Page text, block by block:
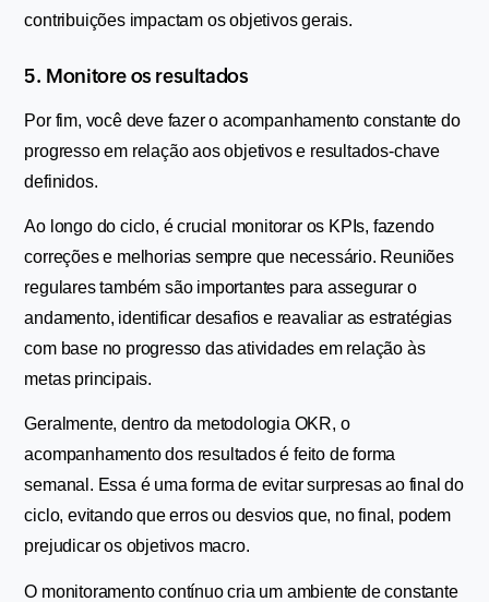
contribuições impactam os objetivos gerais.
5. Monitore os resultados
Por fim, você deve fazer o acompanhamento constante do
progresso em relação aos objetivos e resultados-chave
definidos.
Ao longo do ciclo, é crucial monitorar os KPIs, fazendo
correções e melhorias sempre que necessário. Reuniões
regulares também são importantes para assegurar o
andamento, identificar desafios e reavaliar as estratégias
com base no progresso das atividades em relação às
metas principais.
Geralmente, dentro da metodologia OKR, o
acompanhamento dos resultados é feito de forma
semanal. Essa é uma forma de evitar surpresas ao final do
ciclo, evitando que erros ou desvios que, no final, podem
prejudicar os objetivos macro.
O monitoramento contínuo cria um ambiente de constante